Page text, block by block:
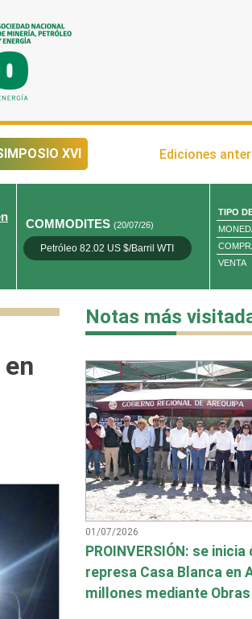
XVI Ediciones
COMMODITES(20/07/26)
Petróleo 82.02 US $/Barril WTI Oro
TIPO
VENTA
Notas más
01/07/2026
PROINVERSIÓN: se
represa Casa Blanca en
millones mediante